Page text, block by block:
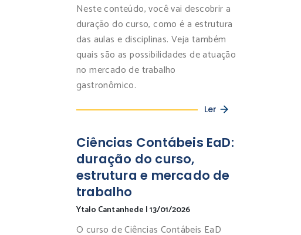
Neste conteúdo, você vai descobrir a
duração do curso, como é a estrutura
das aulas e disciplinas. Veja também
quais são as possibilidades de atuação
no mercado de trabalho
gastronômico.
Ler
Ciências Contábeis EaD:
duração do curso,
estrutura e mercado de
trabalho
Ytalo Cantanhede |13/01/2026
O curso de Ciências Contábeis EaD